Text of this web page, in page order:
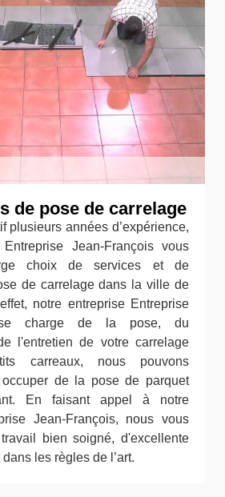
de pose de carrelage
plusieurs années d’expérience,
Jean-François vous
choix de services et de
de carrelage dans la ville de
notre entreprise Entreprise
se charge de la pose, du
l'entretien de votre carrelage
carreaux, nous pouvons
de la pose de parquet
En faisant appel à notre
Jean-François, nous vous
bien soigné, d'excellente
les règles de l’art.